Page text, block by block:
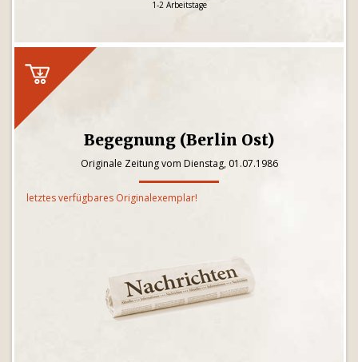
1-2 Arbeitstage
Begegnung (Berlin Ost)
Originale Zeitung vom Dienstag, 01.07.1986
letztes verfügbares Originalexemplar!